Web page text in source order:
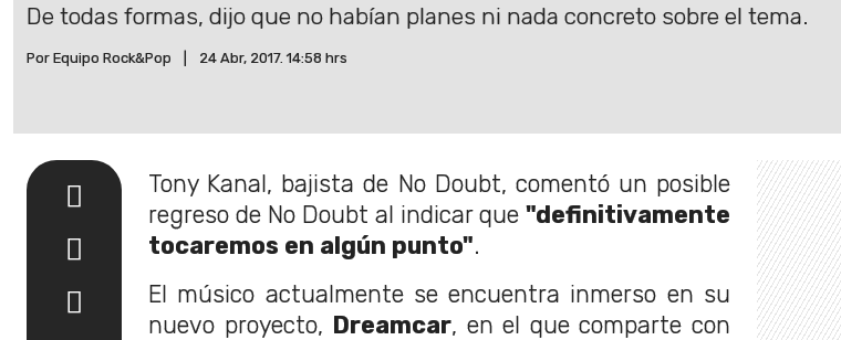
De todas formas, dijo que no habían planes ni nada concreto sobre el tema.
Por Equipo Rock&Pop 24 Abr, 2017. 14:58 hrs
Tony Kanal, bajista de No Doubt, comentó un posible
regreso de No Doubt al indicar que "definitivamente
tocaremos en algún punto".
El músico actualmente se encuentra inmerso en su
nuevo proyecto, Dreamcar, en el que comparte con